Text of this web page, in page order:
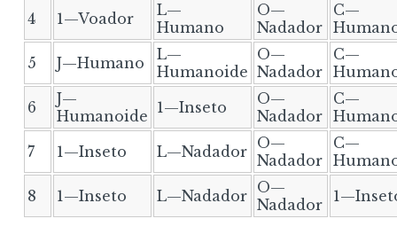
4 1—Voador
L—
Humano
O—
Nadador
C—
5
J—Humano
L—
Humanoide
O—
Nadador
C—
6
J—
Humanoide 1—Inseto
O—
Nadador
C—
7
1—Inseto L—Nadador O—
Nadador
C—
8
1—Inseto L—Nadador O—
Nadador